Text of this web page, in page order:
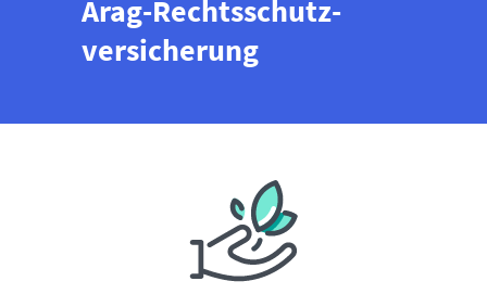
Arag-Rechtsschutz­
versicherung